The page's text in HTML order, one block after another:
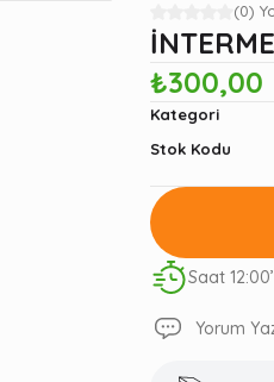
(0)
₺300,00
Kategori
Stok Kodu
Saat
Yorum